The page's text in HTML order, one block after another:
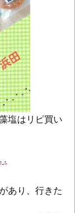
塩はリピ買い
あり、行きた